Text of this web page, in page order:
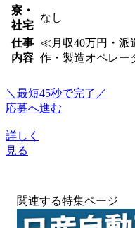
寮・
社宅
なし
仕事
内容
≪月収40万円・派
作・製造オペレー
＼最短45秒で完了／
応募へ進む
詳しく
見る
関連する特集ページ